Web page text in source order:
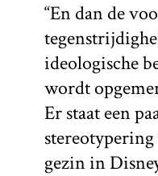
“En dan de
ideologische
wordt
Er staat een
gezin in